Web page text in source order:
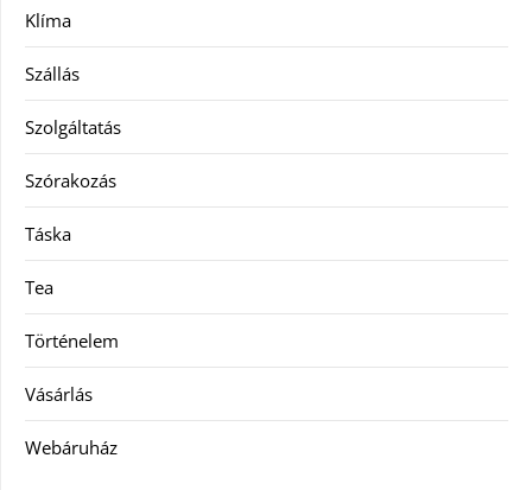
Klíma
Szállás
Szolgáltatás
Szórakozás
Táska
Tea
Történelem
Vásárlás
Webáruház